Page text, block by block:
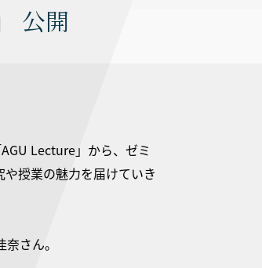
公開
Lecture」から、ゼミ
授業の魅力を届けていき
さん。